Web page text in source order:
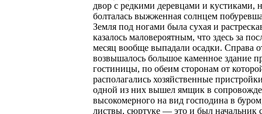
двор с редкими деревцами и кустиками,
болталась выжженная солнцем
Земля под ногами была сухая и
казалось маловероятным, что здесь за
месяц вообще выпадали осадки. Справа
возвышалось большое каменное здание
гостиницы, по обеим сторонам от
располагались хозяйственные
одной из них вышел ямщик в
высокомерного на вид господина в
листвы, сюртуке — это и был начальник